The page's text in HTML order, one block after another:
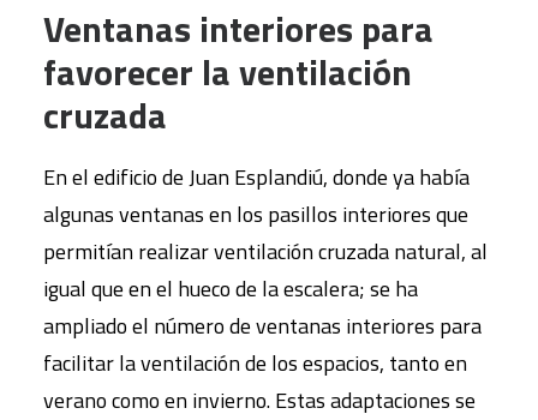
Ventanas interiores para
favorecer la ventilación
cruzada
En el edificio de Juan Esplandiú, donde ya había
algunas ventanas en los pasillos interiores que
permitían realizar ventilación cruzada natural, al
igual que en el hueco de la escalera; se ha
ampliado el número de ventanas interiores para
facilitar la ventilación de los espacios, tanto en
verano como en invierno. Estas adaptaciones se